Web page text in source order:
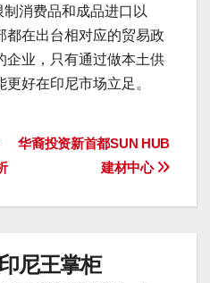
消费品和成品进口以
都在出台相对应的贸易政
企业，只有通过做本土供
好在印尼市场立足。
华裔投资新首都SUN HUB
建材中心
印尼王掌柜